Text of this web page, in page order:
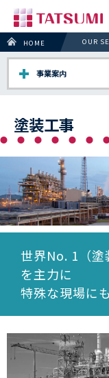
HOME OUR
事業案内
塗装工事
その他工事
実績
塗装工事
世界No. 1（塗
を主力に
特殊な現場に